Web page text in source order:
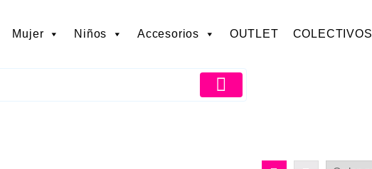
Mujer Niños Accesorios OUTLET COLECTIVOS